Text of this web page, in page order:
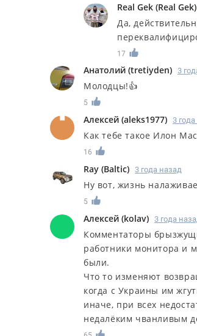
Real Gek (Real Gek)
Да,
17
Анатолий (tretiyden) 3
Молодцы!👍
5
Алексей (aleks1977) 3
Как тебе такое Илон
16
Ray (Baltic) 3 года назад
Ну вот, жизнь
5
Алексей (kolav) 3 года
Комментаторы
работники монитора и
были.
Что то изменяют
когда с Украины им
иначе, при всех
недалёким чванливым